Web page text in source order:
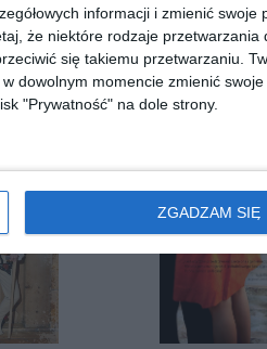
informacji i zmienić swoje
że niektóre rodzaje przetwarzania
się takiemu przetwarzaniu.
dowolnym momencie zmienić
"Prywatność" na dole strony.
ZGADZAM SIĘ
historia
Operacja
najbardziej
rajdu
Jacek Balkan